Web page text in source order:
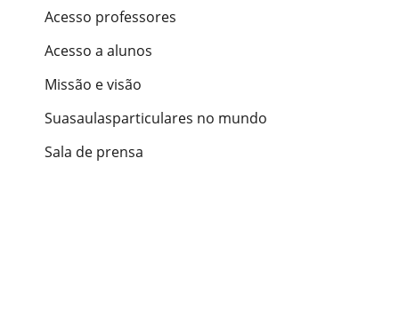
Acesso professores
Acesso a alunos
Missão e visão
Suasaulasparticulares no mundo
Sala de prensa